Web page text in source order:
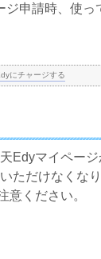
申請時、使っ
にチャージする
Edyマイページ
ただけなくな
意ください。